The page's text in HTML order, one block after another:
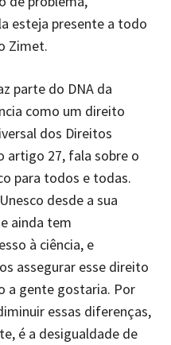
esteja presente a todo
Zimet.
parte do DNA da
como um direito
dos Direitos
artigo 27, fala sobre o
para todos e todas.
desde a sua
ainda tem
à ciência, e
assegurar esse direito
a gente gostaria. Por
essas diferenças,
é a desigualdade de